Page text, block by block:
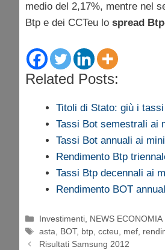
medio del 2,17%, mentre nel
Btp e dei CCTeu lo spread
Related Posts:
Titoli di Stato: giù i
Tassi Bot semestrali ai
Tassi Bot annuali ai
Rendimento Btp
Tassi Btp decennali ai
Rendimento BOT
Categorie
Investimenti NEWS ECONOMIA
Tag
asta BOT, btp ,ccteu mef
Risultati Samsung 2012